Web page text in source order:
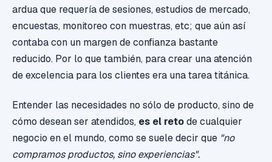
ardua que requería de sesiones, estudios de mercado,
encuestas, monitoreo con muestras, etc; que aún así
contaba con un margen de confianza bastante
reducido. Por lo que también, para crear una atención
de excelencia para los clientes era una tarea titánica.
Entender las necesidades no sólo de producto, sino de
cómo desean ser atendidos, es el retode cualquier
negocio en el mundo, como se suele decir que "no
compramos productos, sino experiencias".